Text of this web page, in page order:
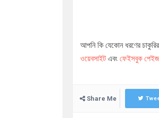
আপনি কি যেকোন ধরণের
ওয়েবসাইট এবং ফেইসবুক পেইজ
Share Me